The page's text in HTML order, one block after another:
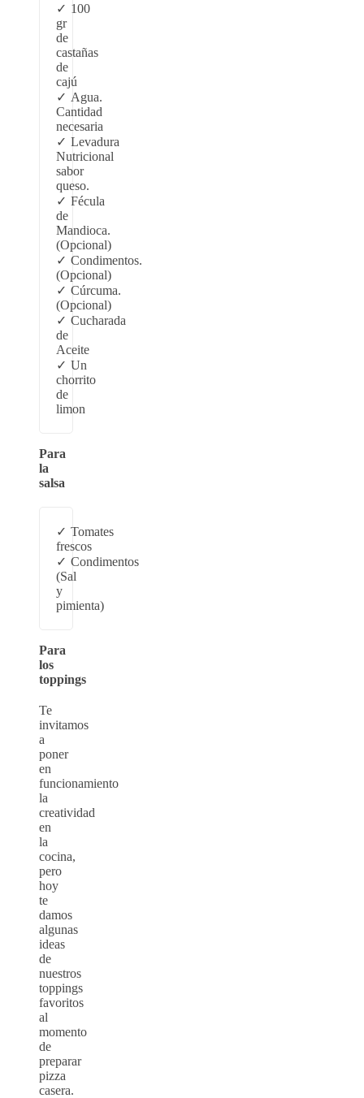
100
gr
de
castañas
de
cajú
Agua.
Cantidad
necesaria
Levadura
Nutricional
sabor
queso.
Fécula
de
Mandioca.
(Opcional)
Condimentos.
(Opcional)
Cúrcuma.
(Opcional)
Cucharada
de
Aceite
Un
chorrito
de
limon
Para
la
salsa
Tomates
frescos
Condimentos
(Sal
y
pimienta)
Para
los
toppings
Te
invitamos
a
poner
en
funcionamiento
la
creatividad
en
la
cocina,
pero
hoy
te
damos
algunas
ideas
de
nuestros
toppings
favoritos
al
momento
de
preparar
pizza
casera.